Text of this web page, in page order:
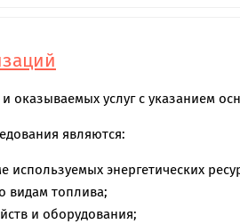
услуг с указанием
являются:
энергетических
видам топлива;
и оборудования;